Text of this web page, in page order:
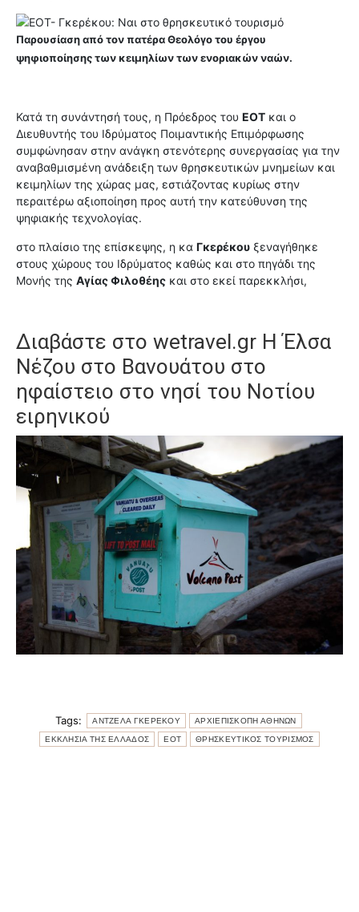
Παρουσίαση από τον πατέρα Θεολόγο του έργου
ψηφιοποίησης των κειμηλίων των ενοριακών ναών.
Κατά τη συνάντησή τους, η Πρόεδρος του ΕΟΤ και ο
Διευθυντής του Ιδρύματος Ποιμαντικής Επιμόρφωσης
συμφώνησαν στην ανάγκη στενότερης συνεργασίας για την
αναβαθμισμένη ανάδειξη των θρησκευτικών μνημείων και
κειμηλίων της χώρας μας, εστιάζοντας κυρίως στην
περαιτέρω αξιοποίηση προς αυτή την κατεύθυνση της
ψηφιακής τεχνολογίας.
στο πλαίσιο της επίσκεψης, η κα Γκερέκου ξεναγήθηκε
στους χώρους του Ιδρύματος καθώς και στο πηγάδι της
Μονής της Αγίας Φιλοθέης και στο εκεί παρεκκλήσι,
Διαβάστε στο wetravel.gr Η Έλσα
Νέζου στο Βανουάτου στο
ηφαίστειο στο νησί του Νοτίου
ειρηνικού
Tags: ΑΝΤΖΕΛΑ ΓΚΕΡΕΚΟΥ ΑΡΧΙΕΠΙΣΚΟΠΗ ΑΘΗΝΩΝ
ΕΚΚΛΗΣΙΑ ΤΗΣ ΕΛΛΑΔΟΣ ΕΟΤ ΘΡΗΣΚΕΥΤΙΚΟΣ ΤΟΥΡΙΣΜΟΣ